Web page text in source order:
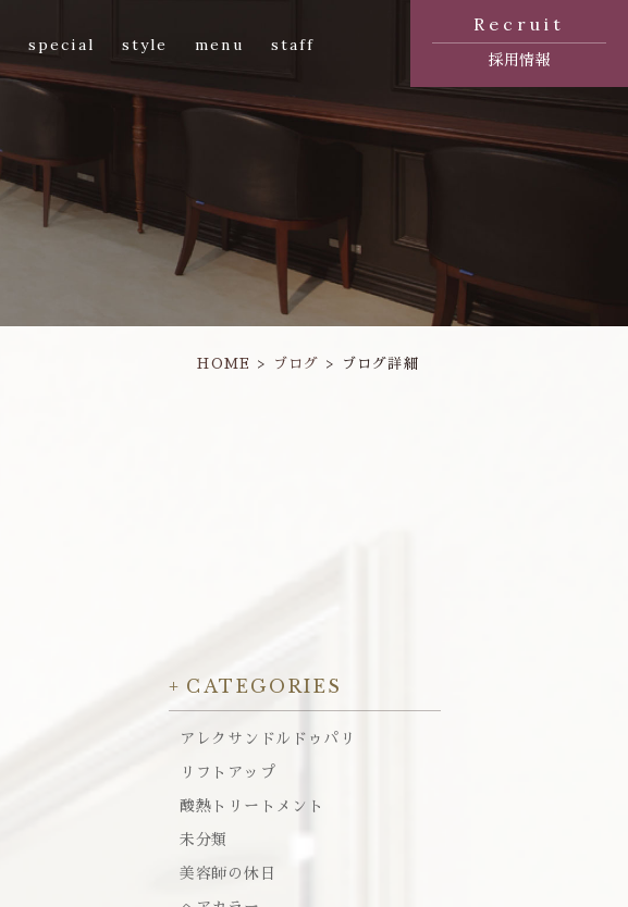
special style menu staff
Recruit
採用情報
HOME ブログ ブログ詳細
CATEGORIES
アレクサンドルドゥパリ
リフトアップ
酸熱トリートメント
未分類
美容師の休日